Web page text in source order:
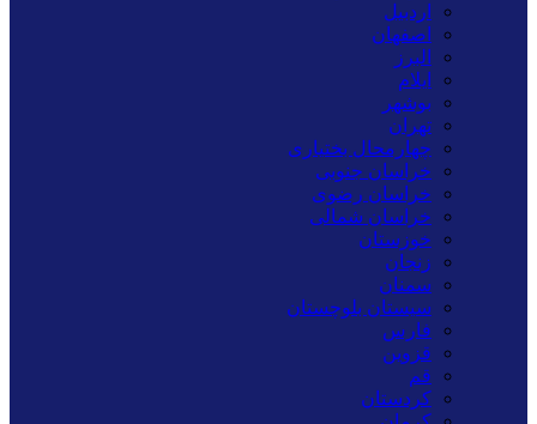
اردبیل
اصفهان
البرز
ایلام
بوشهر
تهران
چهارمحال بختیاری
خراسان جنوبی
خراسان رضوی
خراسان شمالی
خوزستان
زنجان
سمنان
سیستان بلوچستان
فارس
قزوین
قم
کردستان